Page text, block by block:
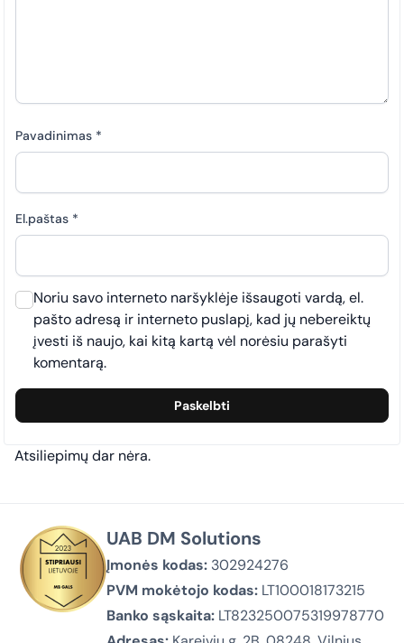
Atsiliepimų dar nėra.
Pavadinimas *
El.paštas *
Noriu savo interneto naršyklėje išsaugoti vardą, el.
pašto adresą ir interneto puslapį, kad jų nebereiktų
įvesti iš naujo, kai kitą kartą vėl norėsiu parašyti
komentarą.
UAB DM Solutions
Įmonės kodas: 302924276
PVM mokėtojo kodas: LT100018173215
Banko sąskaita: LT823250075319978770